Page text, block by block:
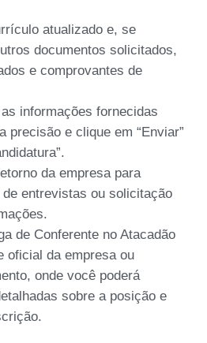
atualizado e, se
documentos solicitados,
e comprovantes de
informações fornecidas
precisão e clique em “Enviar”
da empresa para
de entrevistas ou solicitação
de Conferente no Atacadão
oficial da empresa ou
onde você poderá
sobre a posição e